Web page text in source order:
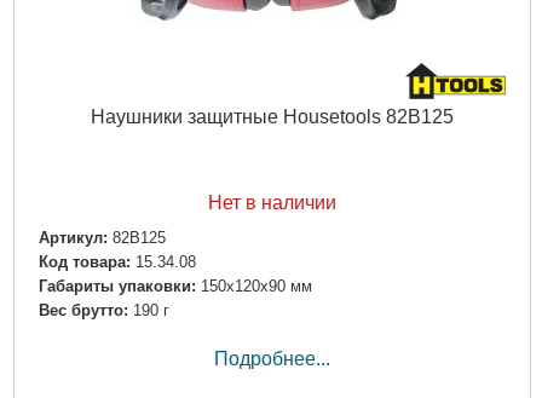
Наушники защитные Housetools 82B125
Нет в наличии
Артикул: 82B125
Код товара: 15.34.08
Габариты упаковки: 150x120x90 мм
Вес брутто: 190 г
Подробнее...